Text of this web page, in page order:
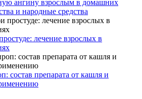
ангину взрослым в домашних
и народные средства
лечение взрослых в
состав препарата от кашля и